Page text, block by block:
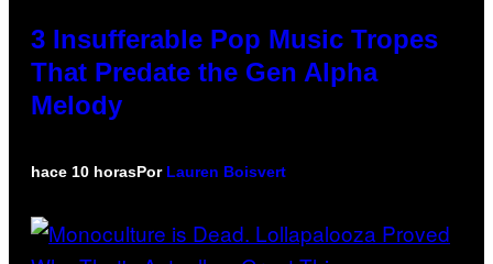
3 Insufferable Pop Music Tropes
That Predate the Gen Alpha
Melody
hace 10 horasPor Lauren Boisvert